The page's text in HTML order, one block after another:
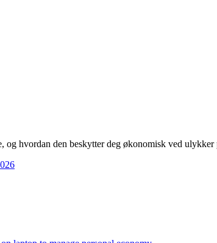
hvordan den beskytter deg økonomisk ved ulykker